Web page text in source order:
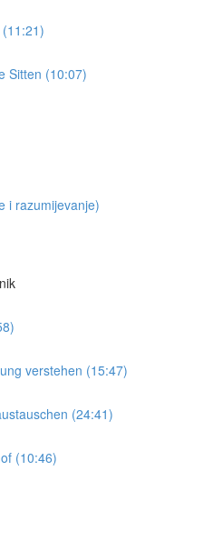
Sitten (10:07)
i razumijevanje)
verstehen (15:47)
(24:41)
(10:46)